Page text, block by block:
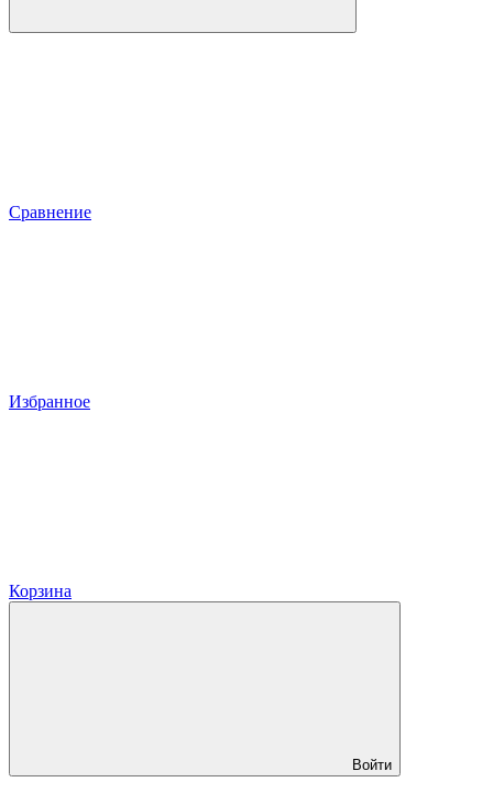
Сравнение
Избранное
Корзина
Войти